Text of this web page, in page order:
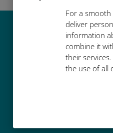
For a
deliver
information
combine it
their services.
the use of all